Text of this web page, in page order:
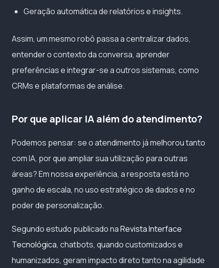
Geração automática de relatórios e insights.
Assim, um mesmo robô passa a centralizar dados,
entender o contexto da conversa, aprender
preferências e integrar-se a outros sistemas, como
CRMs e plataformas de análise.
Por que aplicar IA além do atendimento?
Podemos pensar: se o atendimento já melhorou tanto
com IA, por que ampliar sua utilização para outras
áreas? Em nossa experiência, a resposta está no
ganho de escala, no uso estratégico de dados e no
poder de personalização.
Segundo estudo publicado naRevista Interface
Tecnológica, chatbots, quando customizados e
humanizados, geram impacto direto tanto na agilidade